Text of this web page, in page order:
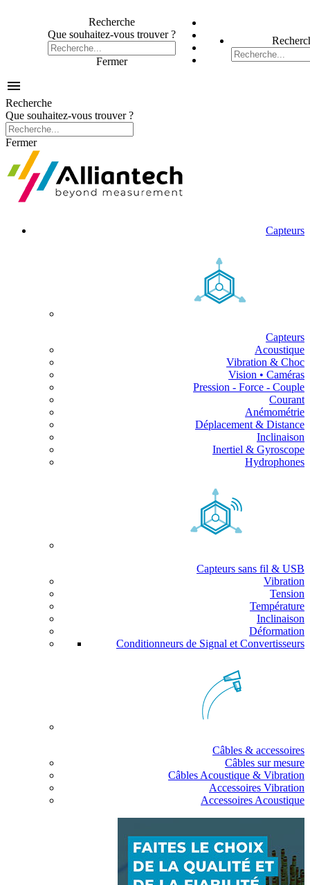
Recherche
Que souhaitez-vous trouver ?
Fermer

Recherche
Que souhaitez-vous trouver ?
Fermer
Capteurs
Capteurs
Acoustique
Vibration & Choc
Vision • Caméras
Pression - Force - Couple
Courant
Anémométrie
Déplacement & Distance
Inclinaison
Inertiel & Gyroscope
Hydrophones
Capteurs sans fil & USB
Vibration
Tension
Température
Inclinaison
Déformation
Conditionneurs de Signal et Convertisseurs
Câbles & accessoires
Câbles sur mesure
Câbles Acoustique & Vibration
Accessoires Vibration
Accessoires Acoustique